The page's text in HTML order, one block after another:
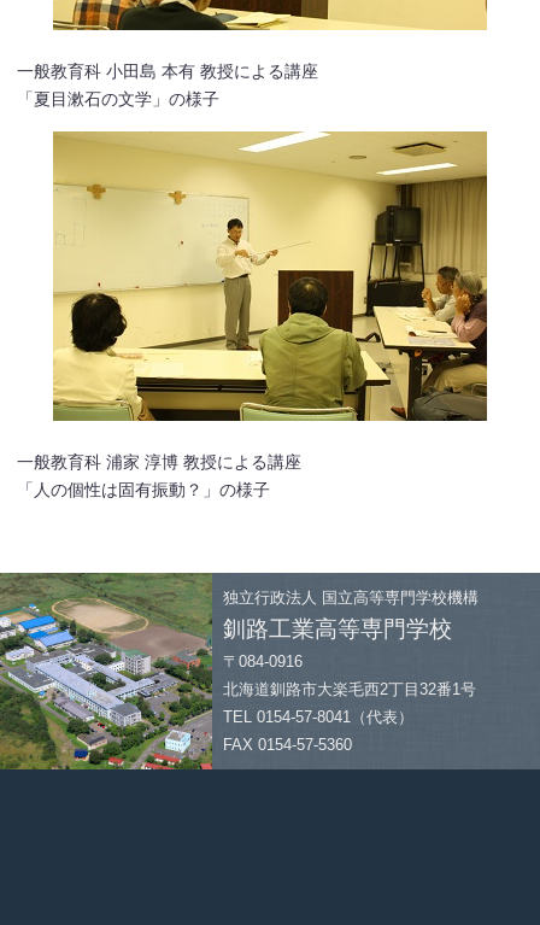
一般教育科 小田島 本有 教授による講座
「夏目漱石の文学」の様子
一般教育科 浦家 淳博 教授による講座
「人の個性は固有振動？」の様子
独立行政法人 国立高等専門学校機構
釧路工業高等専門学校
〒084-0916
北海道釧路市大楽毛西2丁目32番1号
TEL 0154-57-8041（代表）
FAX 0154-57-5360